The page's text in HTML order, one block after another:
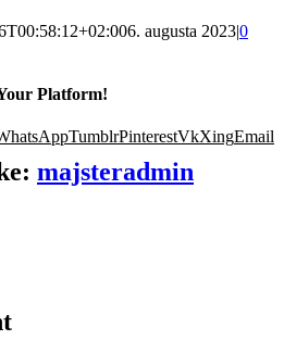
6. augusta 2023|0
Platform!
TumblrPinterestVkXingEmail
majsteradmin